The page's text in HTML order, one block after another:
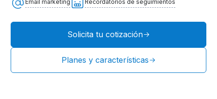
Email marketing
Recordatorios de seguimientos
Solicita tu cotización
Planes y características